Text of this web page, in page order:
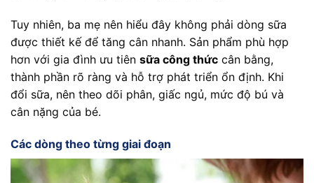
Tuy nhiên, ba mẹ nên hiểu đây không phải dòng sữa
được thiết kế để tăng cân nhanh. Sản phẩm phù hợp
hơn với gia đình ưu tiên sữa công thức cân bằng,
thành phần rõ ràng và hỗ trợ phát triển ổn định. Khi
đổi sữa, nên theo dõi phân, giấc ngủ, mức độ bú và
cân nặng của bé.
Các dòng theo từng giai đoạn